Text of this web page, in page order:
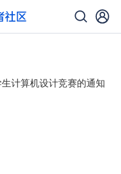
计算机设计竞赛的通知